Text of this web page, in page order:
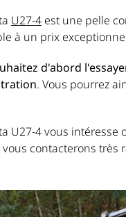
U27-4 est une pelle
à un prix
d'abord
. Vous pourrez
U27-4 vous
vous contacterons très